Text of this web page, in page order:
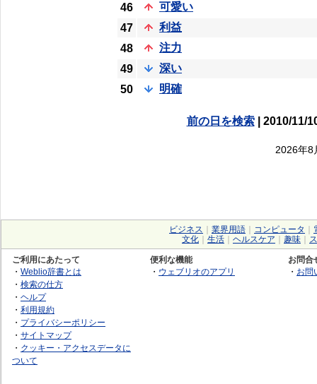
46
可愛い
47
利益
48
注力
49
深い
50
明確
前の日を検索| 2010/11/
2026年8
ビジネス 業界用語 コンピュータ
文化
生活 ヘルスケア 趣味
ご利用にあたって
・ Weblio辞書とは
・ 検索の仕方
・ ヘルプ
・ 利用規約
・ プライバシーポリシー
・ サイトマップ
・ クッキー・アクセスデータに
ついて
便利な機能
・ ウェブリオのアプリ
お問合
・ お問